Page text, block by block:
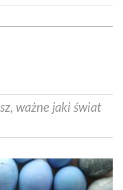
ważne jaki świat